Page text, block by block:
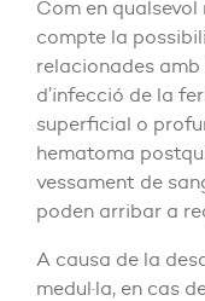
Com en
compte la
relacionades amb
d’infecció de la
superficial o
hematoma
vessament de
poden arribar a
A causa de la
medul·la, en cas